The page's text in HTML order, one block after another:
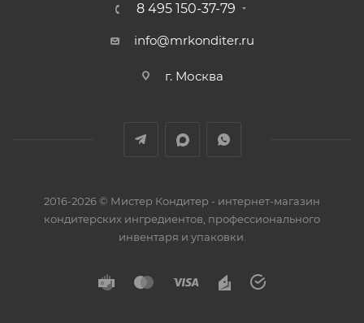
8 495 150-37-79
info@mrkonditer.ru
г. Москва
2016-2026 © Мистер Кондитер - интернет-магазин
кондитерских ингредиентов, профессионального
инвентаря и упаковки.